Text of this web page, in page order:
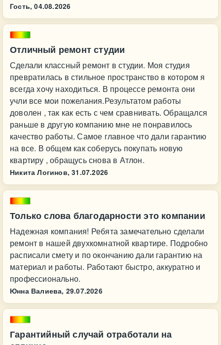
Гость, 04.08.2026
Отличный ремонт студии
Сделали классный ремонт в студии. Моя студия
превратилась в стильное пространство в котором я
всегда хочу находиться. В процессе ремонта они
учли все мои пожелания.Результатом работы
доволен , так как есть с чем сравнивать. Обращался
раньше в другую компанию мне не понравилось
качество работы. Самое главное что дали гарантию
на все. В общем как соберусь покупать новую
квартиру , обращусь снова в Атлон.
Никита Логинов, 31.07.2026
Только слова благодарности это компании
Надежная компания! Ребята замечательно сделали
ремонт в нашей двухкомнатной квартире. Подробно
расписали смету и по окончанию дали гарантию на
материал и работы. Работают быстро, аккуратно и
профессионально.
Юнна Валиева, 29.07.2026
Гарантийный случай отработали на